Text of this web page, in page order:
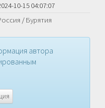
10-15 04:07:07
/ Бурятия
автора